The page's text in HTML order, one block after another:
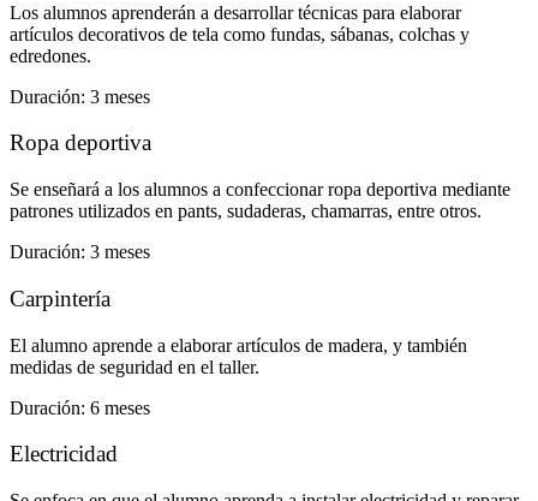
Los alumnos aprenderán a desarrollar técnicas para elaborar
artículos decorativos de tela como fundas, sábanas, colchas y
edredones.
Duración: 3 meses
Ropa deportiva
Se enseñará a los alumnos a confeccionar ropa deportiva mediante
patrones utilizados en pants, sudaderas, chamarras, entre otros.
Duración: 3 meses
Carpintería
El alumno aprende a elaborar artículos de madera, y también
medidas de seguridad en el taller.
Duración: 6 meses
Electricidad